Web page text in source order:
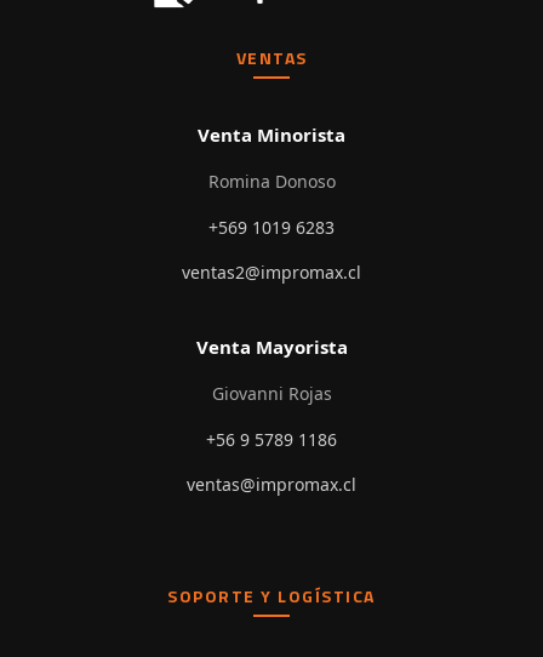
VENTAS
Venta Minorista
Romina Donoso
+569 1019 6283
ventas2@impromax.cl
Venta Mayorista
Giovanni Rojas
+56 9 5789 1186
ventas@impromax.cl
SOPORTE Y LOGÍSTICA